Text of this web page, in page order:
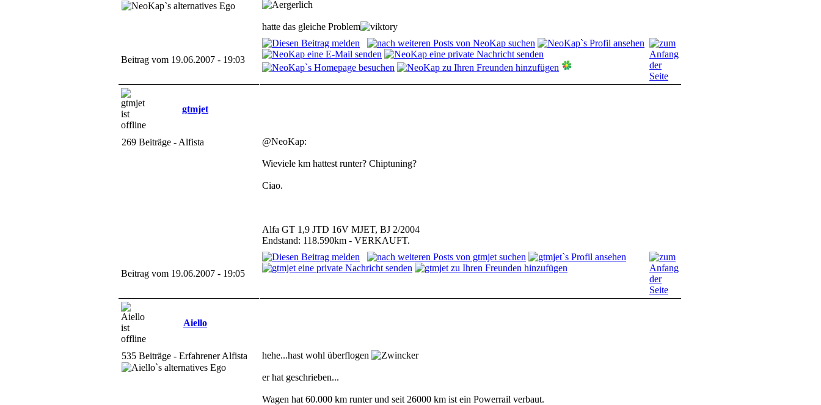
hatte das gleiche Problem
Beitrag vom 19.06.2007 - 19:03
gtmjet
269 Beiträge - Alfista @NeoKap:
Wieviele km hattest runter? Chiptuning?
Ciao.
Alfa GT 1,9 JTD 16V MJET, BJ 2/2004
Endstand: 118.590km - VERKAUFT.
Beitrag vom 19.06.2007 - 19:05
Aiello
535 Beiträge - Erfahrener Alfista hehe...hast wohl überflogen
er hat geschrieben...
Wagen hat 60.000 km runter und seit 26000 km ist ein Powerrail verbaut.